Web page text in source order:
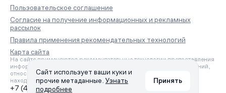
Пользовательское соглашение
Согласие на получение информационных и рекламных
рассылок
Правила применения рекомендательных технологий
Карта сайта
На сайте применяются рекомендательные технологии предоставления
информации на основе сбора, систематизации и анализа сведений,
относящихся к предпочтениям пользователей сети «Интернет»,
находящихся на территории Российской Федерации.
+7 (495) 157-88-80
Сайт использует ваши куки и
прочие метаданные. Узнать
подробнее
Принять